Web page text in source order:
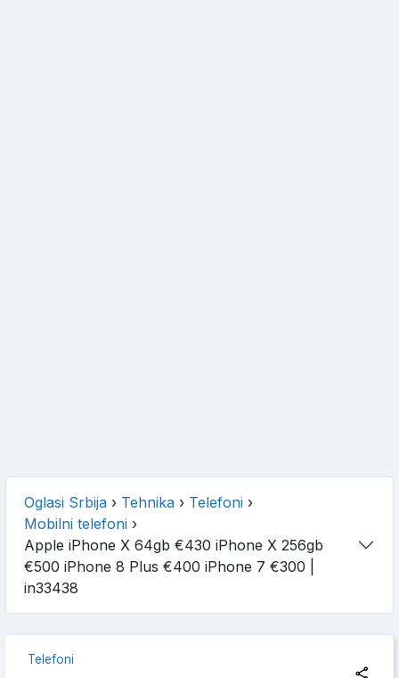
Oglasi Srbija › Tehnika › Telefoni ›
Mobilni telefoni ›
Apple iPhone X 64gb €430 iPhone X 256gb
€500 iPhone 8 Plus €400 iPhone 7 €300
in33438
Telefoni